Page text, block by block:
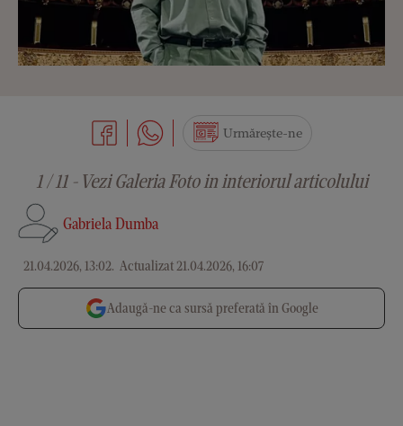
Gabriela Dumba
21.04.2026, 13:02. Actualizat 21.04.2026, 16:07
Urmărește-ne
1 / 11 - Vezi Galeria Foto in interiorul articolului
Adaugă-ne ca sursă preferată în Google